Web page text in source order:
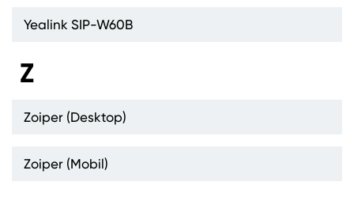
Yealink SIP-W60B
Z
Zoiper (Desktop)
Zoiper (Mobil)